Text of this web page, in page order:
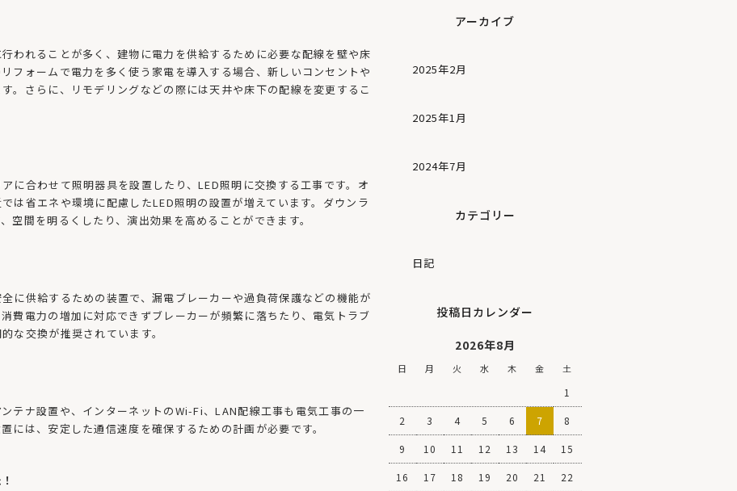
われることが多く、建物に電力を供給するために必要な配線を壁や床
フォームで電力を多く使う家電を導入する場合、新しいコンセントや
。さらに、リモデリングなどの際には天井や床下の配線を変更するこ
に合わせて照明器具を設置したり、LED照明に交換する工事です。オ
は省エネや環境に配慮したLED照明の設置が増えています。ダウンラ
空間を明るくしたり、演出効果を高めることができます。
に供給するための装置で、漏電ブレーカーや過負荷保護などの機能が
費電力の増加に対応できずブレーカーが頻繁に落ちたり、電気トラブ
な交換が推奨されています。
テナ設置や、インターネットのWi-Fi、LAN配線工事も電気工事の一
には、安定した通信速度を確保するための計画が必要です。
アーカイブ
2025年2月
2025年1月
2024年7月
カテゴリー
日記
投稿日カレンダー
2026年8月
日 月 火 水 木 金 土
1
2 3 4 5 6 7 8
9 10 11 12 13 14 15
16 17 18 19 20 21 22